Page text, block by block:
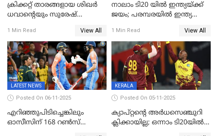
ക്രിക്കറ്റ് താരങ്ങളായ ശിഖർ
ധവാന്‍റെയും സുരേഷ്
കണ്ടുകെട്ടി
1 Min Read View All
നാലാം ടി20 യില്‍ ഇന്ത്യയ്ക്ക്
ജയം; പരമ്പരയിൽ ഇന്ത്യ
1 Min Read View All
LATEST NEWS
Posted On 06-11-2025
എറിഞ്ഞുപിടിച്ചെങ്കിലും
ഓസീസിന് 168 റൺസ്
KERALA
Posted On 05-11-2025
ക്യാപ്റ്റന്റെ അർധസെഞ്ചുറി
ക്ലിക്കായില്ല; ഒന്നാം ടി20യിൽ